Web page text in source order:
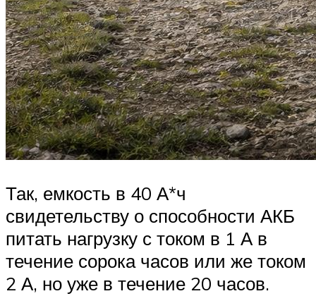
Так, емкость в 40 А*ч
свидетельству о способности АКБ
питать нагрузку с током в 1 А в
течение сорока часов или же током
2 А, но уже в течение 20 часов.